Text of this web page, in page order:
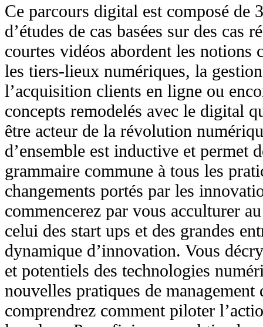
Ce parcours digital est composé de
d’études de cas basées sur des cas
courtes vidéos abordent les notions
les tiers-lieux numériques, la
l’acquisition clients en ligne ou
concepts remodelés avec le digital
être acteur de la révolution
d’ensemble est inductive et permet
grammaire commune à tous les
changements portés par les
commencerez par vous acculturer
celui des start ups et des grandes
dynamique d’innovation. Vous
et potentiels des technologies
nouvelles pratiques de
comprendrez comment piloter